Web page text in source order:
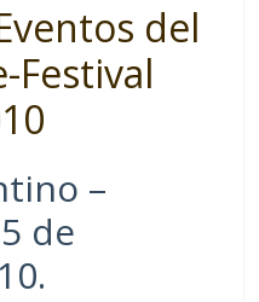
del
Festival
–
de